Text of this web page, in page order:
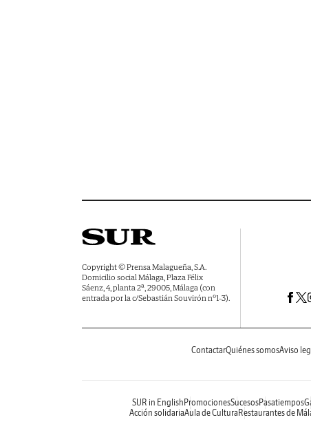
Copyright © Prensa Malagueña, S.A.
Domicilio social Málaga, Plaza Félix
Sáenz, 4, planta 2ª, 29005, Málaga (con
entrada por la c/Sebastián Souvirón nº1-3).
ContactarQuiénes somosAviso
SUR in English PromocionesSucesosPasatiempos
Acción solidariaAula de Cultura Restaurantes de